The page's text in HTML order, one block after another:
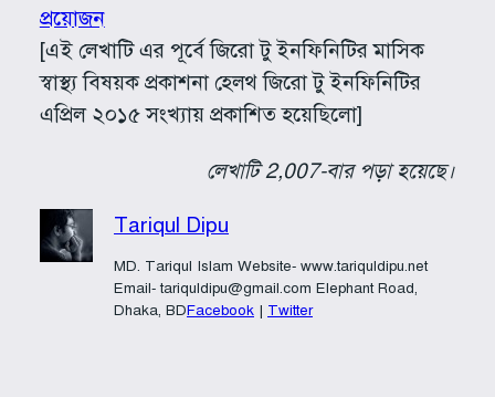
প্রয়োজন
[এই লেখাটি এর পূর্বে জিরো টু ইনফিনিটির মাসিক
স্বাস্থ্য বিষয়ক প্রকাশনা হেলথ জিরো টু ইনফিনিটির
এপ্রিল ২০১৫ সংখ্যায় প্রকাশিত হয়েছিলো]
লেখাটি 2,007-বার পড়া হয়েছে।
Tariqul Dipu
MD. Tariqul Islam Website- www.tariquldipu.net
Email- tariquldipu@gmail.com Elephant Road,
Dhaka, BDFacebook | Twitter